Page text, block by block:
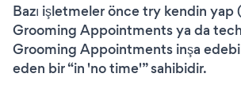
Bazı işletmeler önce try kendin yap
Grooming Appointments ya da
Grooming Appointments inşa
eden bir “in 'no time'” sahibidir.